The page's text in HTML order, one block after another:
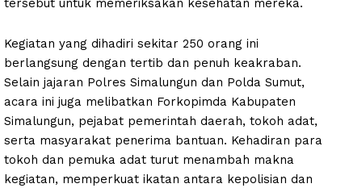
tersebut untuk memeriksakan kesehatan mereka.
Kegiatan yang dihadiri sekitar 250 orang ini
berlangsung dengan tertib dan penuh keakraban.
Selain jajaran Polres Simalungun dan Polda Sumut,
acara ini juga melibatkan Forkopimda Kabupaten
Simalungun, pejabat pemerintah daerah, tokoh adat,
serta masyarakat penerima bantuan. Kehadiran para
tokoh dan pemuka adat turut menambah makna
kegiatan, memperkuat ikatan antara kepolisian dan